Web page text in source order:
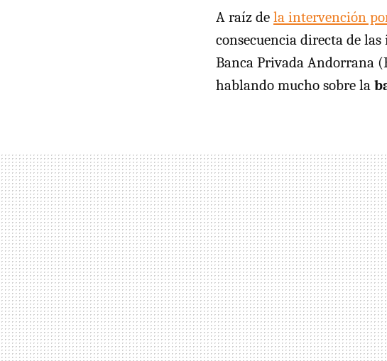
A raíz de la intervención
consecuencia directa de
Banca Privada Andorrana
hablando mucho sobre la